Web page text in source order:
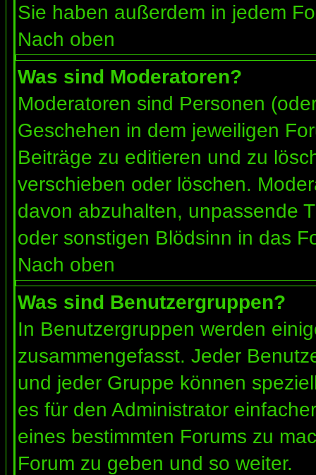
Sie haben außerdem in jedem
Nach oben
Was sind Moderatoren?
Moderatoren sind Personen
Geschehen in dem jeweiligen
Beiträge zu editieren und zu
verschieben oder löschen.
davon abzuhalten, unpassende
oder sonstigen Blödsinn in das
Nach oben
Was sind Benutzergruppen?
In Benutzergruppen werden
zusammengefasst. Jeder
und jeder Gruppe können
es für den Administrator
eines bestimmten Forums zu
Forum zu geben und so weiter.